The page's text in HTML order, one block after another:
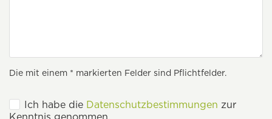
Die mit einem * markierten Felder sind Pflichtfelder.
Ich habe die Datenschutzbestimmungen zur